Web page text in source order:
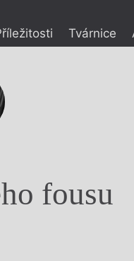
Tvárnice
fousu